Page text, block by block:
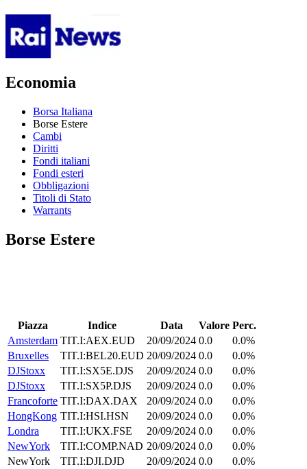
Economia
Borsa Italiana
Borse Estere
Cambi
Diritti
Fondi italiani
Fondi esteri
Obbligazioni
Titoli di Stato
Warrants
Borse Estere
Piazza Indice Data Valore Perc.
Amsterdam TIT.I:AEX.EUD 20/09/2024 0.0
0.0%
Bruxelles
TIT.I:BEL20.EUD 20/09/2024 0.0
0.0%
DJStoxx
TIT.I:SX5E.DJS 20/09/2024 0.0
0.0%
DJStoxx
TIT.I:SX5P.DJS 20/09/2024 0.0
0.0%
Francoforte TIT.I:DAX.DAX 20/09/2024 0.0
0.0%
HongKong TIT.I:HSI.HSN 20/09/2024 0.0
0.0%
Londra
TIT.I:UKX.FSE 20/09/2024 0.0
0.0%
NewYork
TIT.I:COMP.NAD 20/09/2024 0.0
0.0%
NewYork
TIT.I:DJI.DJD 20/09/2024 0.0
0.0%